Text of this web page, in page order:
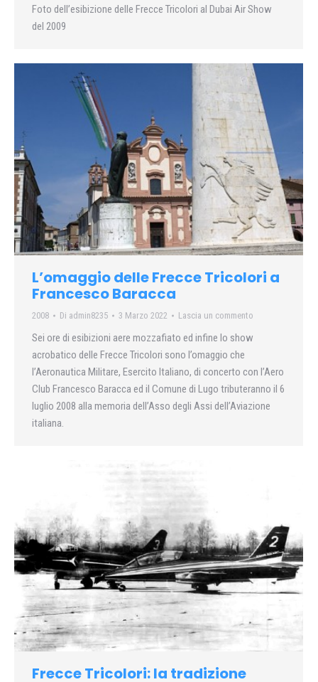
Foto dell’esibizione delle Frecce Tricolori al Dubai Air Show
del 2009
L’omaggio delle Frecce Tricolori a
Francesco Baracca
2008 Di admin8235 3 Marzo 2022 Lascia un commento
Sei ore di esibizioni aere mozzafiato ed infine lo show
acrobatico delle Frecce Tricolori sono l’omaggio che
l’Aeronautica Militare, Esercito Italiano, di concerto con l’Aero
Club Francesco Baracca ed il Comune di Lugo tributeranno il 6
luglio 2008 alla memoria dell’Asso degli Assi dell’Aviazione
italiana.
Frecce Tricolori: la tradizione